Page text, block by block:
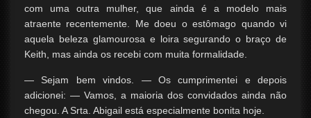
com uma outra mulher, que ainda é a modelo mais
atraente recentemente. Me doeu o estômago quando vi
aquela beleza glamourosa e loira segurando o braço de
Keith, mas ainda os recebi com muita formalidade.
— Sejam bem vindos. — Os cumprimentei e depois
adicionei: — Vamos, a maioria dos convidados ainda não
chegou. A Srta. Abigail está especialmente bonita hoje.